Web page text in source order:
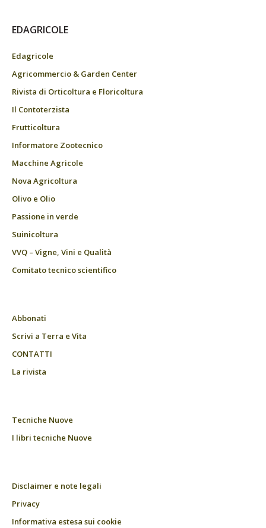
EDAGRICOLE
Edagricole
Agricommercio & Garden Center
Rivista di Orticoltura e Floricoltura
Il Contoterzista
Frutticoltura
Informatore Zootecnico
Macchine Agricole
Nova Agricoltura
Olivo e Olio
Passione in verde
Suinicoltura
VVQ – Vigne, Vini e Qualità
Comitato tecnico scientifico
Abbonati
Scrivi a Terra e Vita
CONTATTI
La rivista
Tecniche Nuove
I libri tecniche Nuove
Disclaimer e note legali
Privacy
Informativa estesa sui cookie